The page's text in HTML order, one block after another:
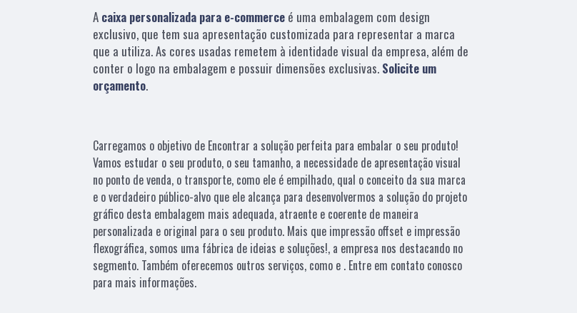
A caixa personalizada para e-commerce é uma embalagem com design
exclusivo, que tem sua apresentação customizada para representar a marca
que a utiliza. As cores usadas remetem à identidade visual da empresa, além de
conter o logo na embalagem e possuir dimensões exclusivas. Solicite um
orçamento.
Carregamos o objetivo de Encontrar a solução perfeita para embalar o seu produto!
Vamos estudar o seu produto, o seu tamanho, a necessidade de apresentação visual
no ponto de venda, o transporte, como ele é empilhado, qual o conceito da sua marca
e o verdadeiro público-alvo que ele alcança para desenvolvermos a solução do projeto
gráfico desta embalagem mais adequada, atraente e coerente de maneira
personalizada e original para o seu produto. Mais que impressão offset e impressão
flexográfica, somos uma fábrica de ideias e soluções!, a empresa nos destacando no
segmento. Também oferecemos outros serviços, como e . Entre em contato conosco
para mais informações.